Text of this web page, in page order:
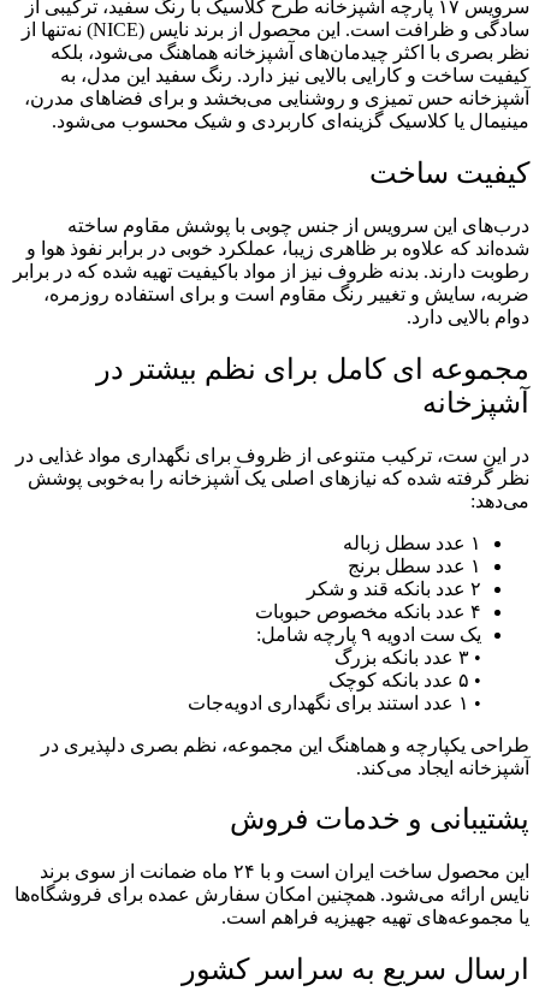
سرویس ۱۷ پارچه آشپزخانه طرح کلاسیک با رنگ سفید، ترکیبی از
سادگی و ظرافت است. این محصول از برند نایس (NICE) نه‌تنها از
نظر بصری با اکثر چیدمان‌های آشپزخانه هماهنگ می‌شود، بلکه
کیفیت ساخت و کارایی بالایی نیز دارد. رنگ سفید این مدل، به
آشپزخانه حس تمیزی و روشنایی می‌بخشد و برای فضاهای مدرن،
مینیمال یا کلاسیک گزینه‌ای کاربردی و شیک محسوب می‌شود.
کیفیت ساخت
درب‌های این سرویس از جنس چوبی با پوشش مقاوم ساخته
شده‌اند که علاوه بر ظاهری زیبا، عملکرد خوبی در برابر نفوذ هوا و
رطوبت دارند. بدنه ظروف نیز از مواد باکیفیت تهیه شده که در برابر
ضربه، سایش و تغییر رنگ مقاوم است و برای استفاده روزمره،
دوام بالایی دارد.
مجموعه ای کامل برای نظم بیشتر در
آشپزخانه
در این ست، ترکیب متنوعی از ظروف برای نگهداری مواد غذایی در
نظر گرفته شده که نیازهای اصلی یک آشپزخانه را به‌خوبی پوشش
می‌دهد:
۱ عدد سطل زباله
۱ عدد سطل برنج
۲ عدد بانکه قند و شکر
۴ عدد بانکه مخصوص حبوبات
یک ست ادویه ۹ پارچه شامل:
• ۳ عدد بانکه بزرگ
• ۵ عدد بانکه کوچک
• ۱ عدد استند برای نگهداری ادویه‌جات
طراحی یکپارچه و هماهنگ این مجموعه، نظم بصری دلپذیری در
آشپزخانه ایجاد می‌کند.
پشتیبانی و خدمات فروش
این محصول ساخت ایران است و با ۲۴ ماه ضمانت از سوی برند
نایس ارائه می‌شود. همچنین امکان سفارش عمده برای فروشگاه‌ها
یا مجموعه‌های تهیه جهیزیه فراهم است.
ارسال سریع به سراسر کشور